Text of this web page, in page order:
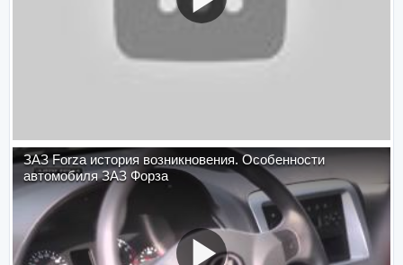
ЗАЗ Forza история возникновения. Особенности
автомобиля ЗАЗ Форза